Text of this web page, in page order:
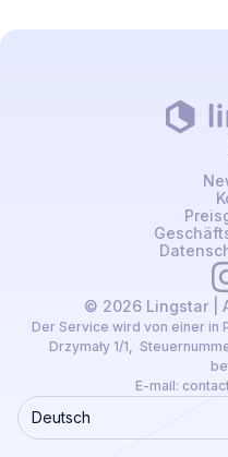
© 2026 Lingstar |
Der Service wird von einer in
Drzymały 1/1,
E-mail:
Language
Deutsch